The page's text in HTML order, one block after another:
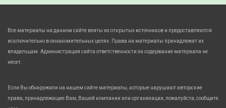
Все материалы на данном сайте взяты из открытых источников и предоставляются
исключительно в ознакомительных целях. Права на материалы принадлежат их
владельцам. Администрация сайта ответственности за содержание материала не
несет.
Если Вы обнаружили на нашем сайте материалы, которые нарушают авторские
права, принадлежащие Вам, Вашей компании или организации, пожалуйста, сообщите